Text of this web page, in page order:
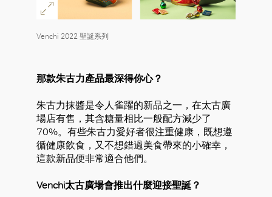
Venchi 2022 聖誕系列
那款朱古力產品最深得你心？
朱古力抹醬是令人雀躍的新品之一，在太古廣
場店有售，其含糖量相比一般配方減少了
70%。有些朱古力愛好者很注重健康，既想遵
循健康飲食，又不想錯過美食帶來的小確幸，
這款新品便非常適合他們。
Venchi太古廣場會推出什麼迎接聖誕？